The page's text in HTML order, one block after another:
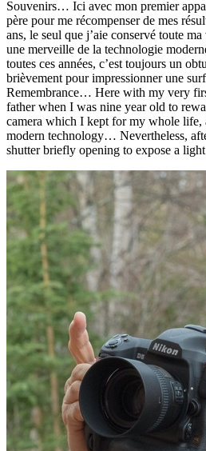
Souvenirs… Ici avec mon premier
père pour me récompenser de mes
ans, le seul que j’aie conservé toute
une merveille de la technologie
toutes ces années, c’est toujours un
brièvement pour impressionner une
Remembrance… Here with my very
father when I was nine year old to
camera which I kept for my whole life,
modern technology… Nevertheless,
shutter briefly opening to expose a